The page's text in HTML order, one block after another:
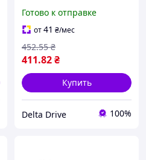
Готово к отправке
от41 ₴/мес
411.82₴
452.55 ₴
Купить
Delta Drive 100%